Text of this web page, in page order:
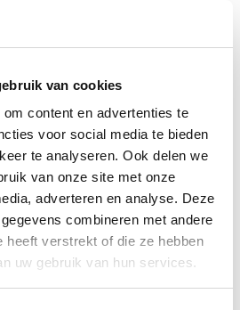
van cookies
content en advertenties te
voor social media te bieden
te analyseren. Ook delen we
van onze site met onze
adverteren en analyse. Deze
combineren met andere
heeft verstrekt of die ze hebben
uw gebruik van hun services.
44 - 56mm